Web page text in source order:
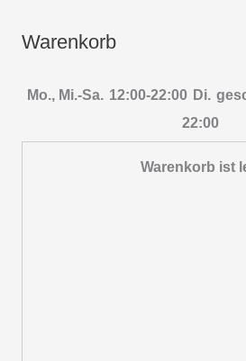
Warenkorb
Mo., Mi.-Sa. 12:00-22:00 Di.
22:00
Warenkorb ist